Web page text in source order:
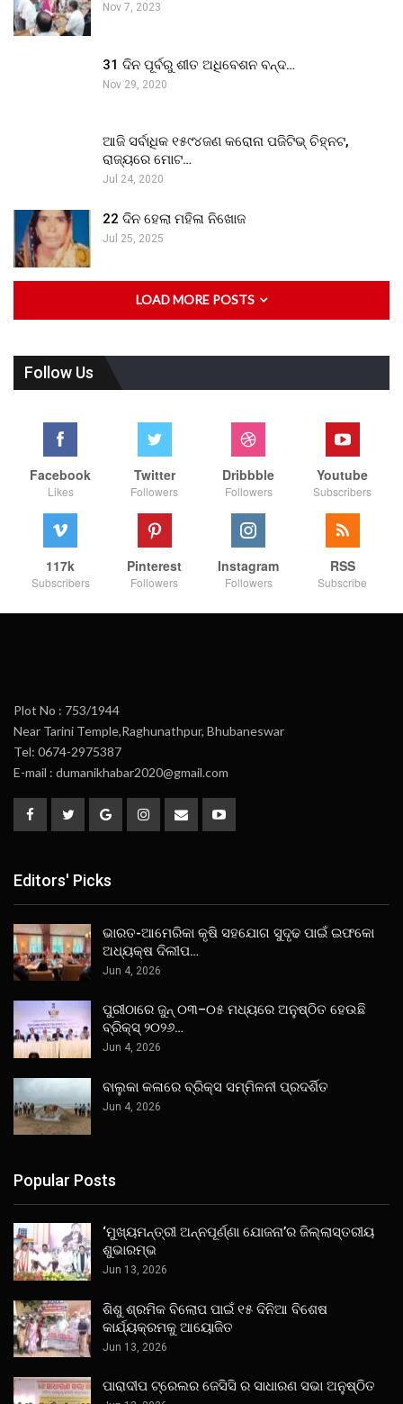
Nov 7, 2023
31 ଦିନ ପୂର୍ବରୁ ଶୀତ ଅଧିବେଶନ ବନ୍ଦ…
Nov 29, 2020
ଆଜି ସର୍ବାଧିକ ୧୫୯୪ଜଣ କରୋନା ପଜିଟିଭ୍ ଚିହ୍ନଟ,
ରାଜ୍ୟରେ ମୋଟ…
Jul 24, 2020
22 ଦିନ ହେଲା ମହିଳା ନିଖୋଜ
Jul 25, 2025
LOAD MORE POSTS
Follow Us
Facebook
Likes
Twitter
Followers
Dribbble
Followers
Youtube
Subscribers
117k
Subscribers
Pinterest
Followers
Instagram
Followers
RSS
Subscribe
Plot No : 753/1944
Near Tarini Temple,Raghunathpur, Bhubaneswar
Tel: 0674-2975387
E-mail : dumanikhabar2020@gmail.com
Editors' Picks
ଭାରତ-ଆମେରିକା କୃଷି ସହଯୋଗ ସୁଦୃଢ ପାଇଁ ଇଫକୋ
ଅଧ୍ୟକ୍ଷ ଦିଲୀପ…
Jun 4, 2026
ପୁରୀଠାରେ ଜୁନ୍ ୦୩–୦୫ ମଧ୍ୟରେ ଅନୁଷ୍ଠିତ ହେଉଛି
ବ୍ରିକ୍ସ୍ ୨୦୨୬…
Jun 4, 2026
ବାଲୁକା କଳାରେ ବ୍ରିକ୍ସ ସମ୍ମିଳନୀ ପ୍ରଦର୍ଶିତ
Jun 4, 2026
Popular Posts
‘ମୁଖ୍ୟମନ୍ତ୍ରୀ ଅନ୍ନପୂର୍ଣ୍ଣା ଯୋଜନା’ର ଜିଲ୍ଲାସ୍ତରୀୟ
ଶୁଭାରମ୍ଭ
Jun 13, 2026
ଶିଶୁ ଶ୍ରମିକ ବିଲୋପ ପାଇଁ ୧୫ ଦିନିଆ ବିଶେଷ
କାର୍ଯ୍ୟକ୍ରମକୁ ଆୟୋଜିତ
Jun 13, 2026
ପାରାଦୀପ ଟ୍ରେଲର ଜେସିସି ର ସାଧାରଣ ସଭା ଅନୁଷ୍ଠିତ